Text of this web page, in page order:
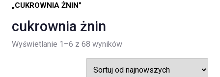
„CUKROWNIA ŻNIN”
cukrownia żnin
Wyświetlanie 1–6 z 68 wynikówPosortowane
najnowszych